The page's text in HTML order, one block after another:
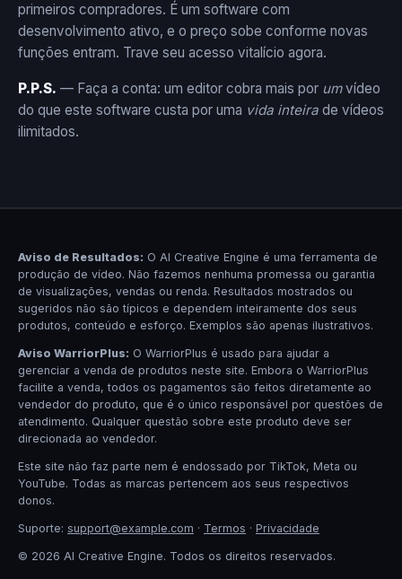
primeiros compradores. É um software com
desenvolvimento ativo, e o preço sobe conforme novas
funções entram. Trave seu acesso vitalício agora.
P.P.S. — Faça a conta: um editor cobra mais por umvídeo
do que este software custa por uma vida inteira de vídeos
ilimitados.
Aviso de Resultados: O AI Creative Engine é uma ferramenta de
produção de vídeo. Não fazemos nenhuma promessa ou garantia
de visualizações, vendas ou renda. Resultados mostrados ou
sugeridos não são típicos e dependem inteiramente dos seus
produtos, conteúdo e esforço. Exemplos são apenas ilustrativos.
Aviso WarriorPlus: O WarriorPlus é usado para ajudar a
gerenciar a venda de produtos neste site. Embora o WarriorPlus
facilite a venda, todos os pagamentos são feitos diretamente ao
vendedor do produto, que é o único responsável por questões de
atendimento. Qualquer questão sobre este produto deve ser
direcionada ao vendedor.
Este site não faz parte nem é endossado por TikTok, Meta ou
YouTube. Todas as marcas pertencem aos seus respectivos
donos.
Suporte: support@example.com · Termos · Privacidade
© 2026 AI Creative Engine. Todos os direitos reservados.